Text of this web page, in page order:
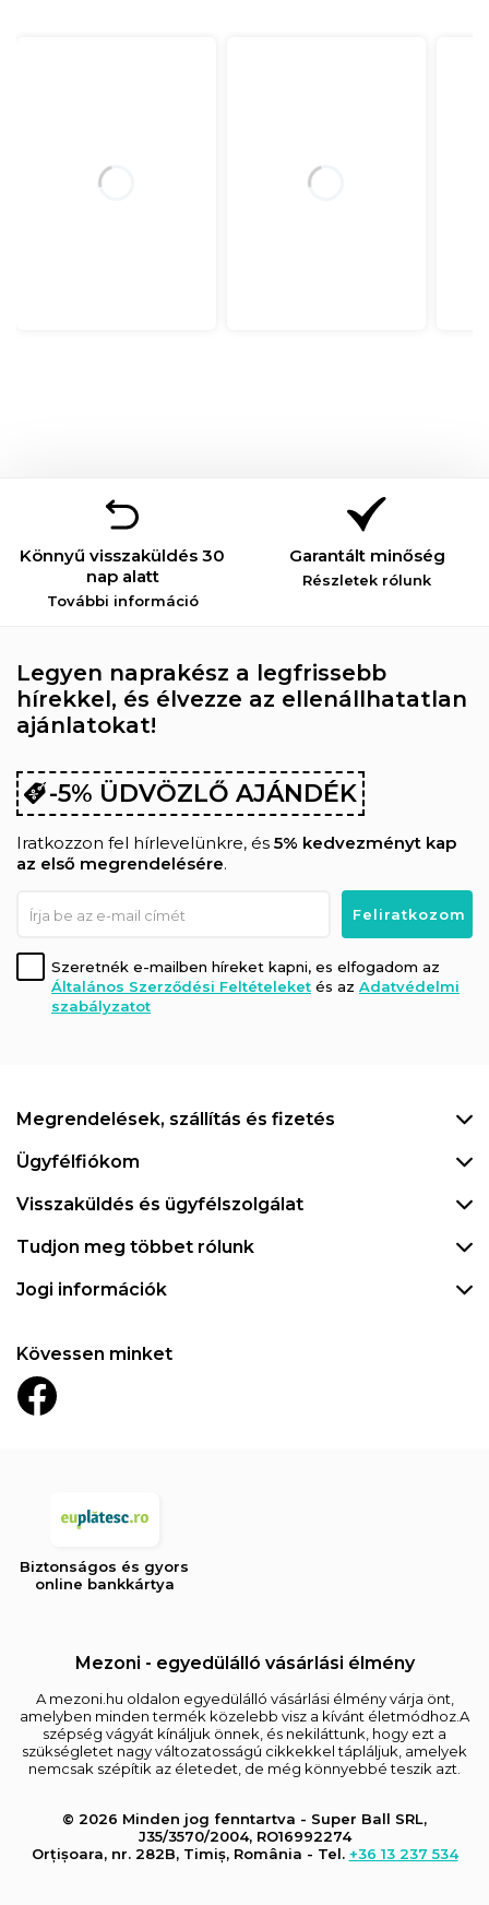
Könnyű visszaküldés 30
nap alatt
További információ
Garantált minőség
Részletek rólunk
Legyen naprakész a legfrissebb
hírekkel, és élvezze az ellenállhatatlan
ajánlatokat!
-5% ÜDVÖZLŐ AJÁNDÉK
Iratkozzon fel hírlevelünkre, és 5% kedvezményt kap
az első megrendelésére.
Szeretnék e-mailben híreket kapni, es elfogadom az
Általános Szerződési Feltételeket és az Adatvédelmi
szabályzatot
Megrendelések, szállítás és fizetés
Ügyfélfiókom
Visszaküldés és ügyfélszolgálat
Tudjon meg többet rólunk
Jogi információk
Kövessen minket
Biztonságos és gyors
online bankkártya
Mezoni - egyedülálló vásárlási élmény
A mezoni.hu oldalon egyedülálló vásárlási élmény várja önt,
amelyben minden termék közelebb visz a kívánt életmódhoz.A
szépség vágyát kínáljuk önnek, és nekiláttunk, hogy ezt a
szükségletet nagy változatosságú cikkekkel tápláljuk, amelyek
nemcsak szépítik az életedet, de még könnyebbé teszik azt.
© 2026 Minden jog fenntartva - Super Ball SRL,
J35/3570/2004, RO16992274
Orțișoara, nr. 282B, Timiș, România - Tel. +36 13 237 534